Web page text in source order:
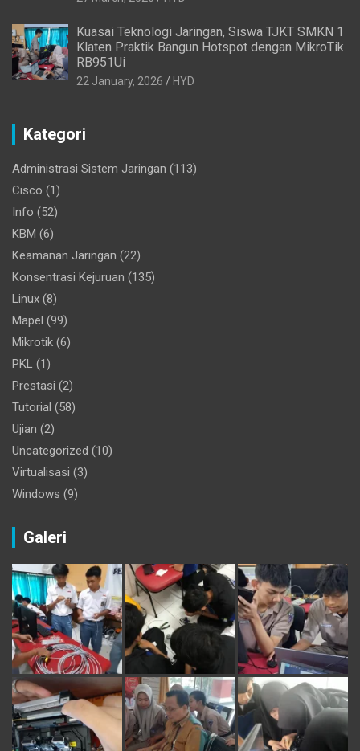
Kuasai Teknologi Jaringan, Siswa TJKT SMKN 1
Klaten Praktik Bangun Hotspot dengan MikroTik
RB951Ui
22 January, 2026 HYD
Kategori
Administrasi Sistem Jaringan (113)
Cisco (1)
Info (52)
KBM (6)
Keamanan Jaringan (22)
Konsentrasi Kejuruan (135)
Linux (8)
Mapel (99)
Mikrotik (6)
PKL (1)
Prestasi (2)
Tutorial (58)
Ujian (2)
Uncategorized (10)
Virtualisasi (3)
Windows (9)
Galeri